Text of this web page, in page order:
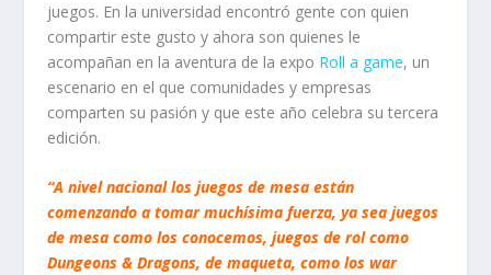
juegos. En la universidad encontró gente con quien
compartir este gusto y ahora son quienes le
acompañan en la aventura de la expo Roll a game, un
escenario en el que comunidades y empresas
comparten su pasión y que este año celebra su tercera
edición.
“A nivel nacional los juegos de mesa están
comenzando a tomar muchísima fuerza, ya sea juegos
de mesa como los conocemos, juegos de rol como
Dungeons & Dragons, de maqueta, como los war